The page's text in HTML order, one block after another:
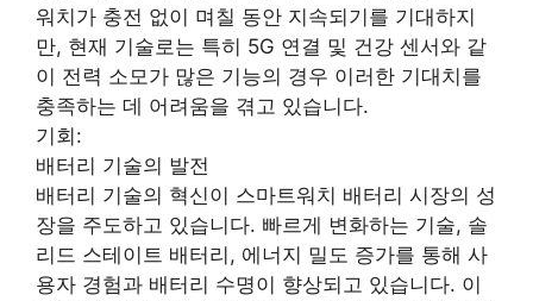
워치가 충전 없이 며칠 동안 지속되기를 기대하지
만, 현재 기술로는 특히 5G 연결 및 건강 센서와 같
이 전력 소모가 많은 기능의 경우 이러한 기대치를
충족하는 데 어려움을 겪고 있습니다.
기회:
배터리 기술의 발전
배터리 기술의 혁신이 스마트워치 배터리 시장의 성
장을 주도하고 있습니다. 빠르게 변화하는 기술, 솔
리드 스테이트 배터리, 에너지 밀도 증가를 통해 사
용자 경험과 배터리 수명이 향상되고 있습니다. 이